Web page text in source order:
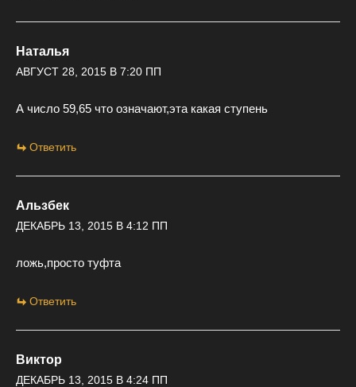
Наталья
АВГУСТ 28, 2015 В 7:20 ПП
А число 59,65 что означают,эта какая ступень
Ответить
Альзбек
ДЕКАБРЬ 13, 2015 В 4:12 ПП
ложь,просто туфта
Ответить
Виктор
ДЕКАБРЬ 13, 2015 В 4:24 ПП